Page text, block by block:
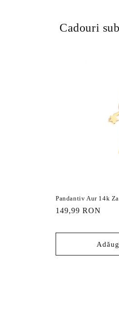
Cadouri
Pandantiv Aur 14k
Preț
149,99 RON